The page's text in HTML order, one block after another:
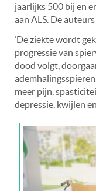
jaarlijks 500 bij en
aan ALS. De
‘De ziekte wordt
progressie van
dood volgt,
meer pijn,
depressie, kwijlen